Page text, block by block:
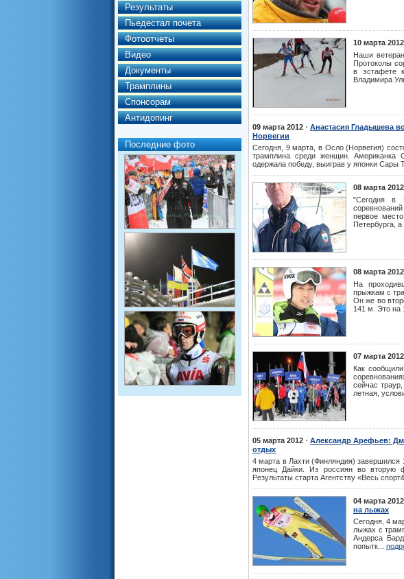
Результаты
Пьедестал почета
Фотоотчеты
Видео
Документы
Трамплины
Спонсорам
Антидопинг
Последние фото
10 марта 2012
Наши
Протоколы
в эстафете
Владимира
09 марта 2012 ⋅ Анастасия Гладышева
Норвегии
Сегодня, 9 марта, в Осло (Норвегия)
трамплина среди женщин. Американка
одержала победу, выиграв у японки Сары
08 марта 2012
"Сегодня в
первое
Петербурга,
08 марта 2012
На
прыжкам с
Он же во
141 м. Это на
07 марта 2012
Как
сейчас
летная,
05 марта 2012 ⋅ Александр Арефьев:
отдых
4 марта в Лахти (Финляндия)
японец Дайки. Из россиян во вторую
Результаты старта Агентству «Весь
04 марта 2012
на лыжах
Сегодня, 4
лыжах с
Андерса
попытк...